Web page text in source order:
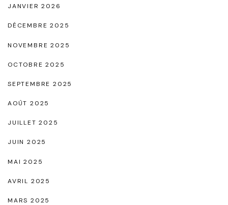
JANVIER 2026
DÉCEMBRE 2025
NOVEMBRE 2025
OCTOBRE 2025
SEPTEMBRE 2025
AOÛT 2025
JUILLET 2025
JUIN 2025
MAI 2025
AVRIL 2025
MARS 2025